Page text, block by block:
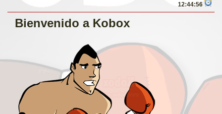
12:44:57
Bienvenido a Kobox